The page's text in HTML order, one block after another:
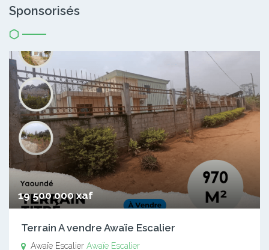
Sponsorisés
19 500 000 xaf
Terrain A vendre Awaïe Escalier
Awaïe Escalier Awaïe Escalier